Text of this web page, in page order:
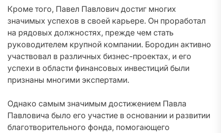
Кроме того, Павел Павлович достиг многих
значимых успехов в своей карьере. Он проработал
на рядовых должностях, прежде чем стать
руководителем крупной компании. Бородин активно
участвовал в различных бизнес-проектах, и его
успехи в области финансовых инвестиций были
признаны многими экспертами.
Однако самым значимым достижением Павла
Павловича было его участие в основании и развитии
благотворительного фонда, помогающего